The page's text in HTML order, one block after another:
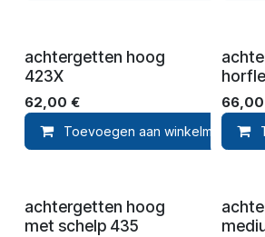
achtergetten hoog
423X
62,00 €
Toevoegen aan winkelmandje
66,00
achtergetten hoog
met schelp 435